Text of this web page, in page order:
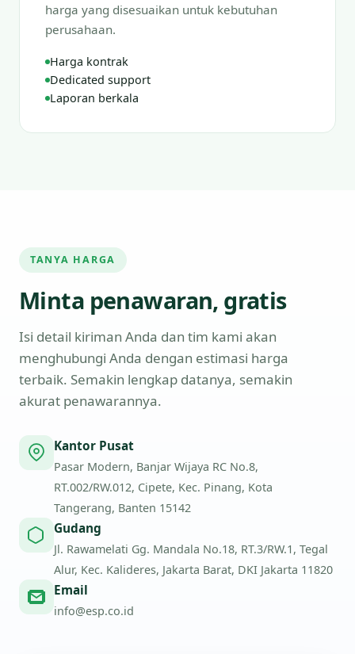
harga yang disesuaikan untuk kebutuhan
perusahaan.
Harga kontrak
Dedicated support
Laporan berkala
TANYA HARGA
Minta penawaran, gratis
Isi detail kiriman Anda dan tim kami akan
menghubungi Anda dengan estimasi harga
terbaik. Semakin lengkap datanya, semakin
akurat penawarannya.
Kantor Pusat
Pasar Modern, Banjar Wijaya RC No.8,
RT.002/RW.012, Cipete, Kec. Pinang, Kota
Tangerang, Banten 15142
Gudang
Jl. Rawamelati Gg. Mandala No.18, RT.3/RW.1, Tegal
Alur, Kec. Kalideres, Jakarta Barat, DKI Jakarta 11820
Email
info@esp.co.id